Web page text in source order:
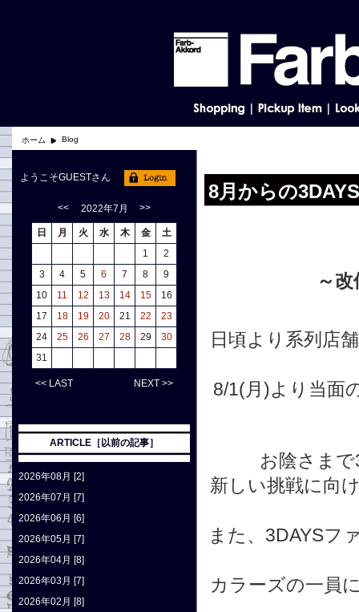
ホーム Blog
8月からの
～
日頃より系列店
8/1(月)より当面
お陰さま
新しい挑戦に向
また、3DAYSフ
カラーズの一員
ようこそGUESTさん
<< 2022年7月 >>
日 月 火 水 木 金
土
1
2
3
4 5 6 7 8
9
10
11 12 13 14 15
16
17
18 19 20 21 22
23
24
25 26 27 28 29
30
31
<< LAST NEXT >>
ARTICLE［以前の記事］
2026年08月 [2]
2026年07月 [7]
2026年06月 [6]
2026年05月 [7]
2026年04月 [8]
2026年03月 [7]
2026年02月 [8]